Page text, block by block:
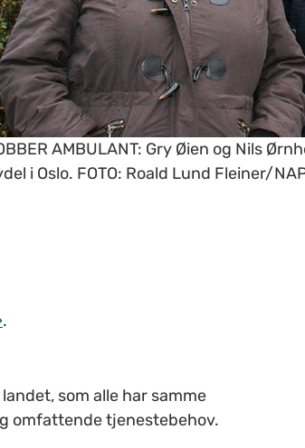
AMBULANT: Gry Øien og Nils
i Oslo. FOTO: Roald Lund Fleiner/
.
som alle har samme
omfattende tjenestebehov.